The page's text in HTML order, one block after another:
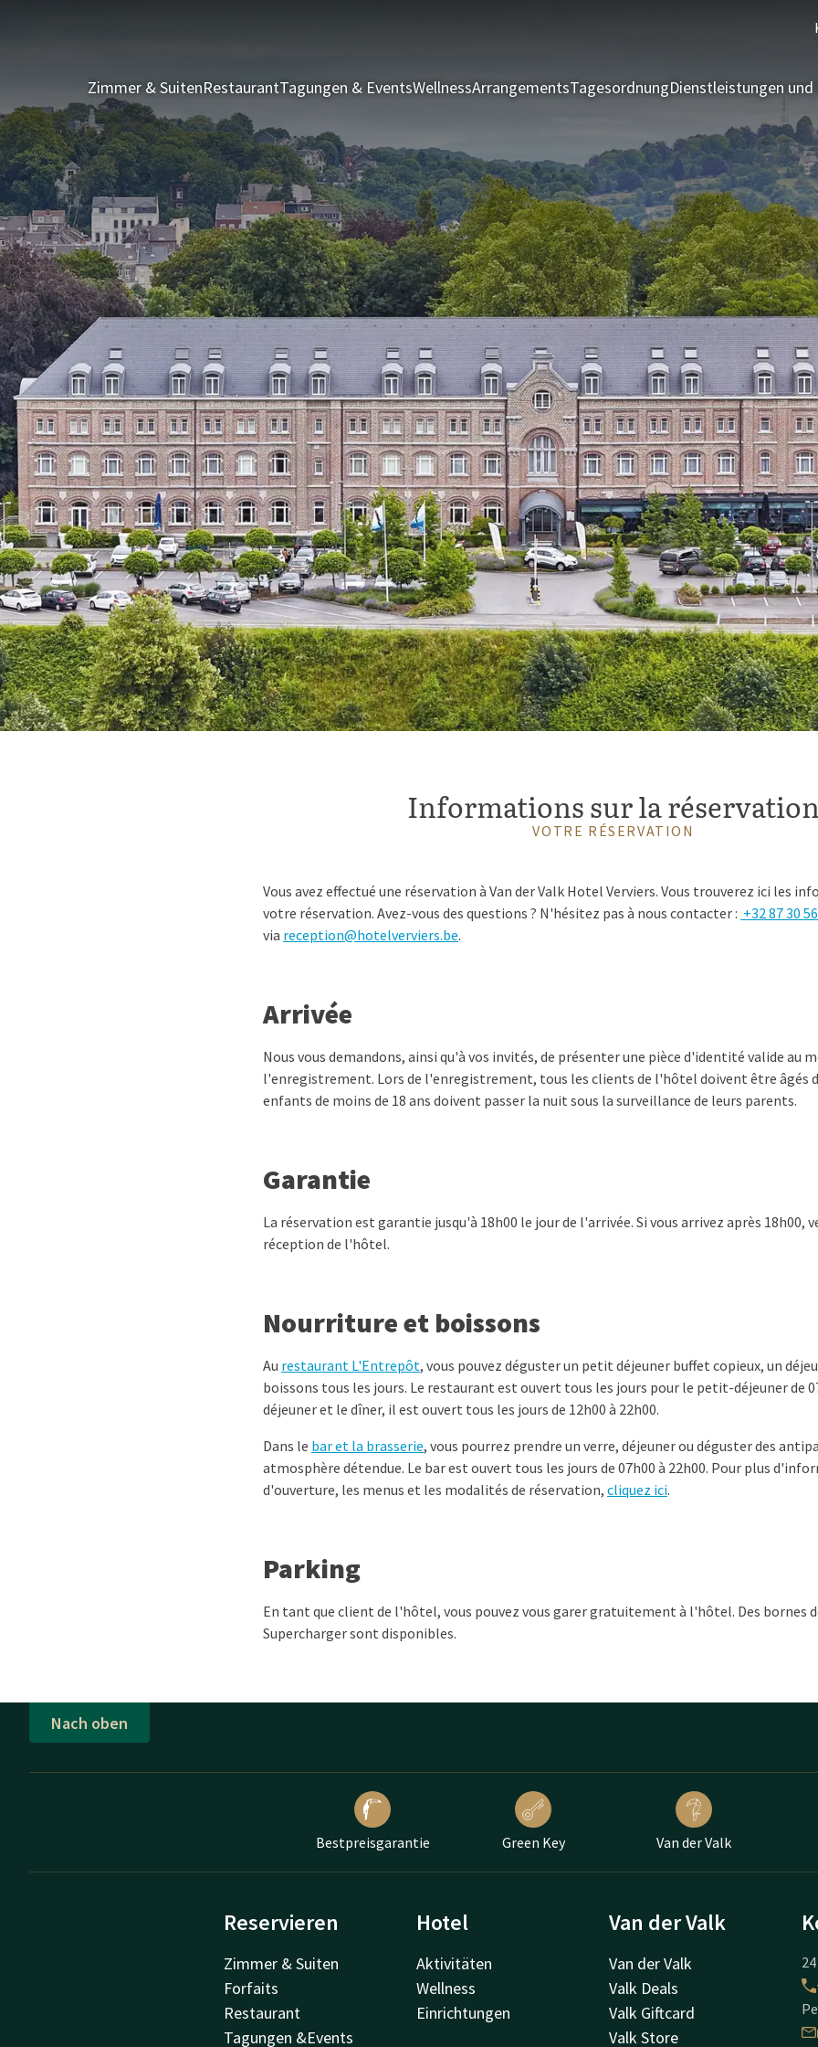
Zimmer & SuitenRestaurantTagungen & EventsWellnessArrangementsTagesordnungDienstleistungen
Informations sur la
VOTRE RÉSERVATION
Vous avez effectué une réservation à Van der Valk Hotel Verviers. Vous trouverez ici les
votre réservation. Avez-vous des questions ? N'hésitez pas à nous contacter : +32 87 30
via reception@hotelverviers.be.
Arrivée
Nous vous demandons, ainsi qu'à vos invités, de présenter une pièce d'identité valide au
l'enregistrement. Lors de l'enregistrement, tous les clients de l'hôtel doivent être âgés
enfants de moins de 18 ans doivent passer la nuit sous la surveillance de leurs parents.
Garantie
La réservation est garantie jusqu'à 18h00 le jour de l'arrivée. Si vous arrivez après 18h00,
réception de l'hôtel.
Nourriture et boissons
Au restaurant L'Entrepôt, vous pouvez déguster un petit déjeuner buffet copieux, un
boissons tous les jours. Le restaurant est ouvert tous les jours pour le petit-déjeuner de
déjeuner et le dîner, il est ouvert tous les jours de 12h00 à 22h00.
Dans le bar et la brasserie, vous pourrez prendre un verre, déjeuner ou déguster des
atmosphère détendue. Le bar est ouvert tous les jours de 07h00 à 22h00. Pour plus
d'ouverture, les menus et les modalités de réservation, cliquez ici.
Parking
En tant que client de l'hôtel, vous pouvez vous garer gratuitement à l'hôtel. Des bornes
Supercharger sont disponibles.
Nach oben
Bestpreisgarantie Green Key Van der Valk
Reservieren
Zimmer & Suiten
Forfaits
Restaurant
Tagungen &Events
Hotel
Aktivitäten
Wellness
Einrichtungen
Van der Valk
Van der Valk
Valk Deals
Valk Giftcard
Valk Store